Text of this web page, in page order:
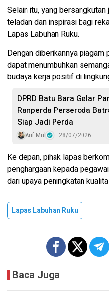
Selain itu, yang
teladan dan inspirasi bagi
Lapas Labuhan Ruku.
Dengan diberikannya piagam
dapat menumbuhkan
budaya kerja positif di
DPRD Batu Bara Gelar
Ranperda Perseroda
Siap Jadi Perda
Arif Mul 28/07/2026
Ke depan, pihak lapas
penghargaan kepada
dari upaya peningkatan
Lapas Labuhan Ruku
Baca Juga